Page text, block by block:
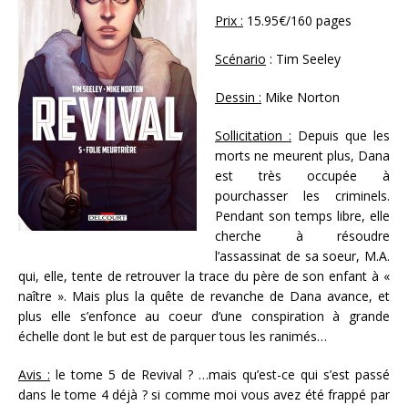
Prix : 15.95€/160 pages
Scénario : Tim Seeley
Dessin : Mike Norton
Sollicitation : Depuis que les
morts ne meurent plus, Dana
est très occupée à
pourchasser les criminels.
Pendant son temps libre, elle
cherche à résoudre
l’assassinat de sa soeur, M.A.
qui, elle, tente de retrouver la trace du père de son enfant à «
naître ». Mais plus la quête de revanche de Dana avance, et
plus elle s’enfonce au coeur d’une conspiration à grande
échelle dont le but est de parquer tous les ranimés…
Avis : le tome 5 de Revival ? …mais qu’est-ce qui s’est passé
dans le tome 4 déjà ? si comme moi vous avez été frappé par